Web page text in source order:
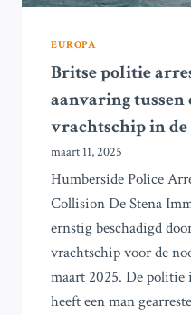
EUROPA
Britse politie
aanvaring
vrachtschip in de
maart 11, 2025
Humberside Police
Collision De Stena
ernstig beschadigd
vrachtschip voor de
maart 2025. De
heeft een man